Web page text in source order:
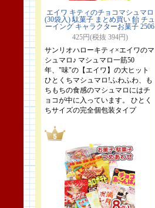
エイワ キティのチョコマシュマロ
(30袋入) 駄菓子 まとめ買い 飴 チュ
ーイング キャラクターお菓子 2506
425円(税抜 394円)
サンリオハローキティ×エイワのマ
シュマロ♪ マシュマロ一筋50
年、"味"の【エイワ】の大ヒット
ひとくちマシュマロ!ふわふわ、も
ちもちの食感のマシュマロにはチ
ョコが中に入っています。 ひとく
ちサイズの完全個包装タイプ